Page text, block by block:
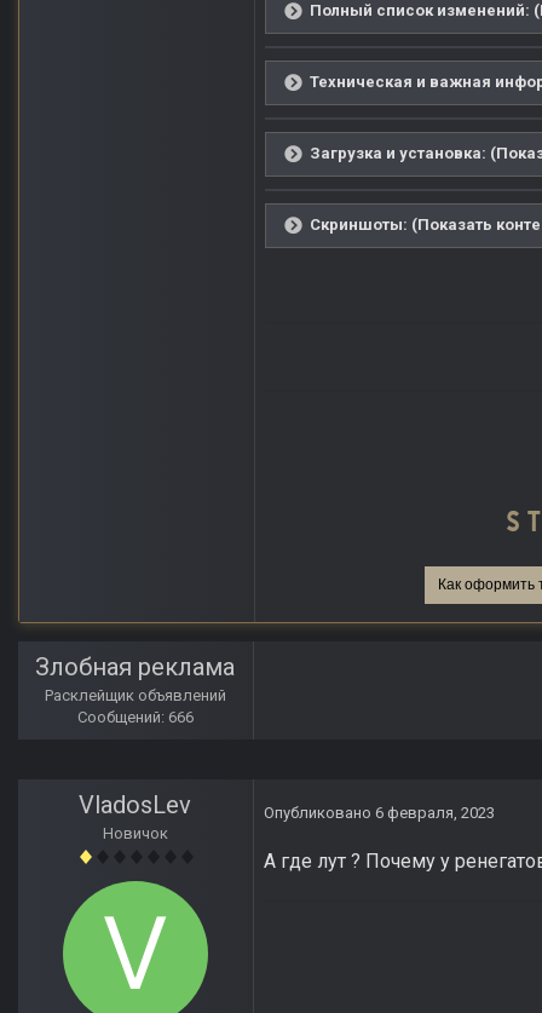
Полный список изменений:
Техническая и важная
Загрузка и установка:
Скриншоты: (Показать
Как оформить
Злобная реклама
Расклейщик объявлений
Сообщений: 666
VladosLev
Новичок
Опубликовано 6 февраля, 2023
А где лут ? Почему у